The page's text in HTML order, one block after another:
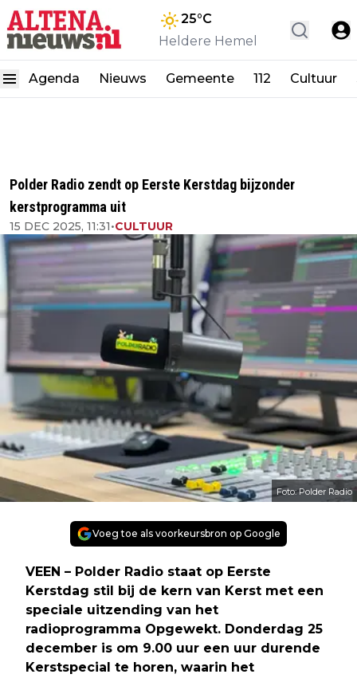
25°C
Heldere Hemel
Agenda Nieuws Gemeente 112 Cultuur
Polder Radio zendt op Eerste Kerstdag bijzonder
kerstprogramma uit
15 DEC 2025, 11:31•CULTUUR
Foto: Polder Radio
Voeg toe als voorkeursbron op Google
VEEN – Polder Radio staat op Eerste
Kerstdag stil bij de kern van Kerst met een
speciale uitzending van het
radioprogramma Opgewekt. Donderdag 25
december is om 9.00 uur een uur durende
Kerstspecial te horen, waarin het